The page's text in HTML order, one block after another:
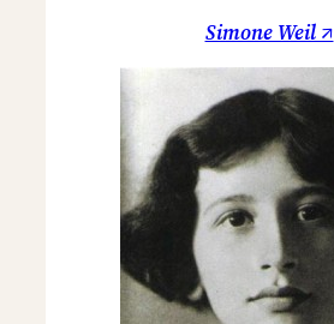
Simone Weil ↗